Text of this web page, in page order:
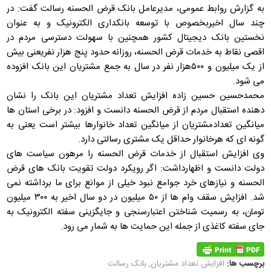
به گزارش روابط عمومی، مدیرعامل بانک قرض الحسنه رسالت گفت: در
چند سال اخیربخصوص با توسعه بانکداری الکترونیک و به عنوان
نخستین بانک دیجیتال کشور همچنین با سهولت دسترسی مردم در
اقصی نقاط به خدمات قرض الحسنه، روزانه حدود پنج هزار نفریعنی بیش
از یک میلیون و ۵۰۰هزار نفر در سال به جمع مشتریان این بانک افزوده
می شود.
محمدحسین حسین زاده افزایش تعداد مشتریان این بانک را نشان
دهنده استقبال مردم از قرض الحسنه دانست و افزود: در برخی استان ها
میانگین تعدادمشتریان از میانگین تعداد خانوارها بیشتر است یعنی به
گونه ای که هرخانوار حداقل یک مشتری رسالتی دارد.
وی افزایش استقبال از خدمات قرض الحسنه را مرهون سیاست های
دولت دانست و اظهارداشت: اگر رویکرد دولت تقویت بانک های قرض
الحسنه و نیازهای خرد جوامع نبود خیلی از موانع برای ما برداشته نمی
شد. افزایش سقف وام ها از ۵۰ میلیون در دو سال اخیر به ۳۰۰ میلیون
تومان، به رسمیت شناختن اعتبارسنجی و جایگزینی سفته الکترونیک به
جای سفته کاغذی از جمله این حمایت ها به شمار می رود.
برچسب ها: افزایش تعداد مشتریان,بانک رسالت